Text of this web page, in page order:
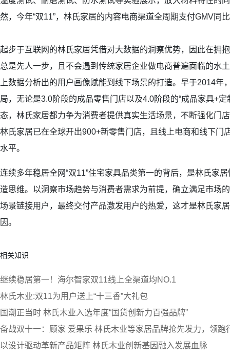
然，今年“双11”，林氏家居的内容电商渠道全周期支付GMV同
起步于互联网的林氏家居凭借对大数据的洞察优势，因此在拥
总是先人一步，且不会遇到传统家居企业做电商普遍面临的水
上数据分析出的用户画像赋能到线下场景的打造。早于2014年
局，无论是3.0阶段的成品零售门店以及4.0阶段的“成品家具+定
态，林氏家居都力争为消费者提供真实生活场景，不断强化门
林氏家居已在全球开出900+新零售门店，且线上电商和线下门
水平。
连续多年稳居全网“双11”住宅家具品类第一的背后，是林氏家
造思维。以洞察市场趋势与消费者需求为前提，确立满足市场
场景链接用户，最终交付产品激发用户的热爱，这才是林氏家
因。
相关知识
继续稳居第一！海尔智家双11线上全渠道均NO.1
林氏木业:双11为用户送上“十三香”大礼包
国潮正当时 林氏木业入选年度“国货创新力百强品牌”
备战双十一：顾家 爱果乐 林氏木业等家居品牌抢先发力，领跑
以设计驱动革新产品矩阵 林氏木业创新基因融入发展血脉